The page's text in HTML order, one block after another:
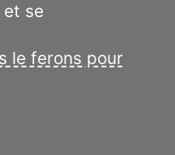
et se
le ferons pour